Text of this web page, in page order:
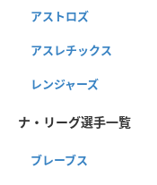
アストロズ
アスレチックス
レンジャーズ
ナ・リーグ選手一覧
ブレーブス